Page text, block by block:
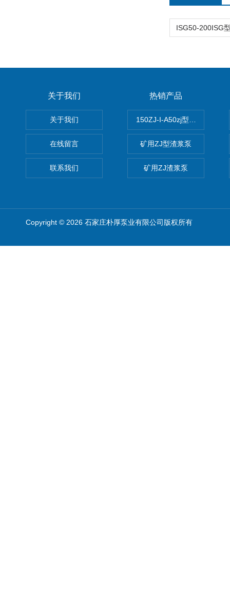
关于我们
关于我们
在线留言
联系我们
热销产品
150ZJ-I-A50zj型渣浆泵
矿用ZJ型渣浆泵
矿用ZJ渣浆泵
Copyright © 2026 石家庄朴厚泵业有限公司版权所有